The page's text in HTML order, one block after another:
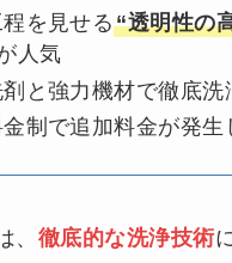
を見せる“透明性の
人気
と強力機材で徹底洗
金制で追加料金が発生
、 徹底的な洗浄技術